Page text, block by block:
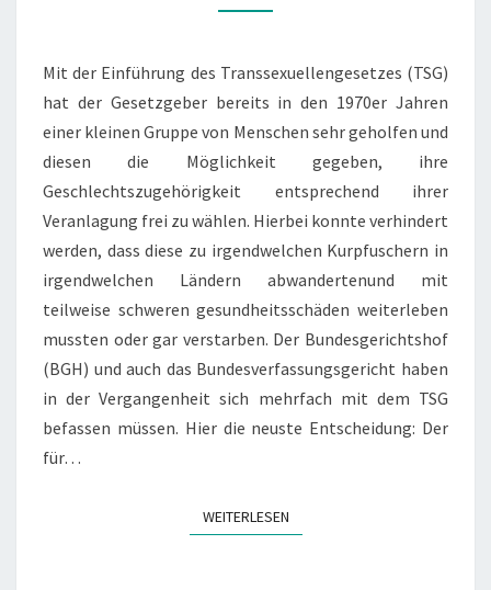
VON
GEBORENEN
KINDES
Mit der Einführung des Transsexuellengesetzes (TSG)
hat der Gesetzgeber bereits in den 1970er Jahren
einer kleinen Gruppe von Menschen sehr geholfen und
diesen die Möglichkeit gegeben, ihre
Geschlechtszugehörigkeit entsprechend ihrer
Veranlagung frei zu wählen. Hierbei konnte verhindert
werden, dass diese zu irgendwelchen Kurpfuschern in
irgendwelchen Ländern abwandertenund mit
teilweise schweren gesundheitsschäden weiterleben
mussten oder gar verstarben. Der Bundesgerichtshof
(BGH) und auch das Bundesverfassungsgericht haben
in der Vergangenheit sich mehrfach mit dem TSG
befassen müssen. Hier die neuste Entscheidung: Der
für…
WEITERLESENWEITERLESEN